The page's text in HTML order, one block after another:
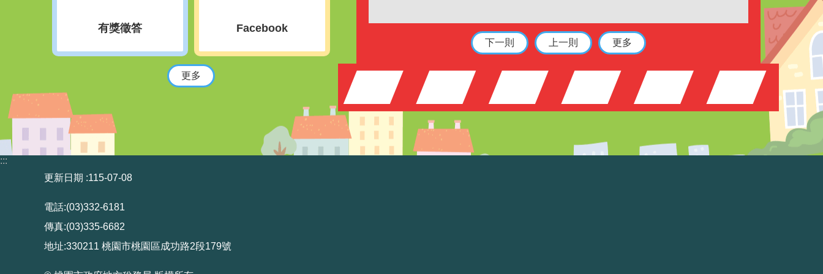
有獎徵答 Facebook
更多
下一則 上一則 更多
:::
更新日期
115-07-08
電話:(03)332-6181
傳真:(03)335-6682
地址:330211 桃園市桃園區成功路2段179號